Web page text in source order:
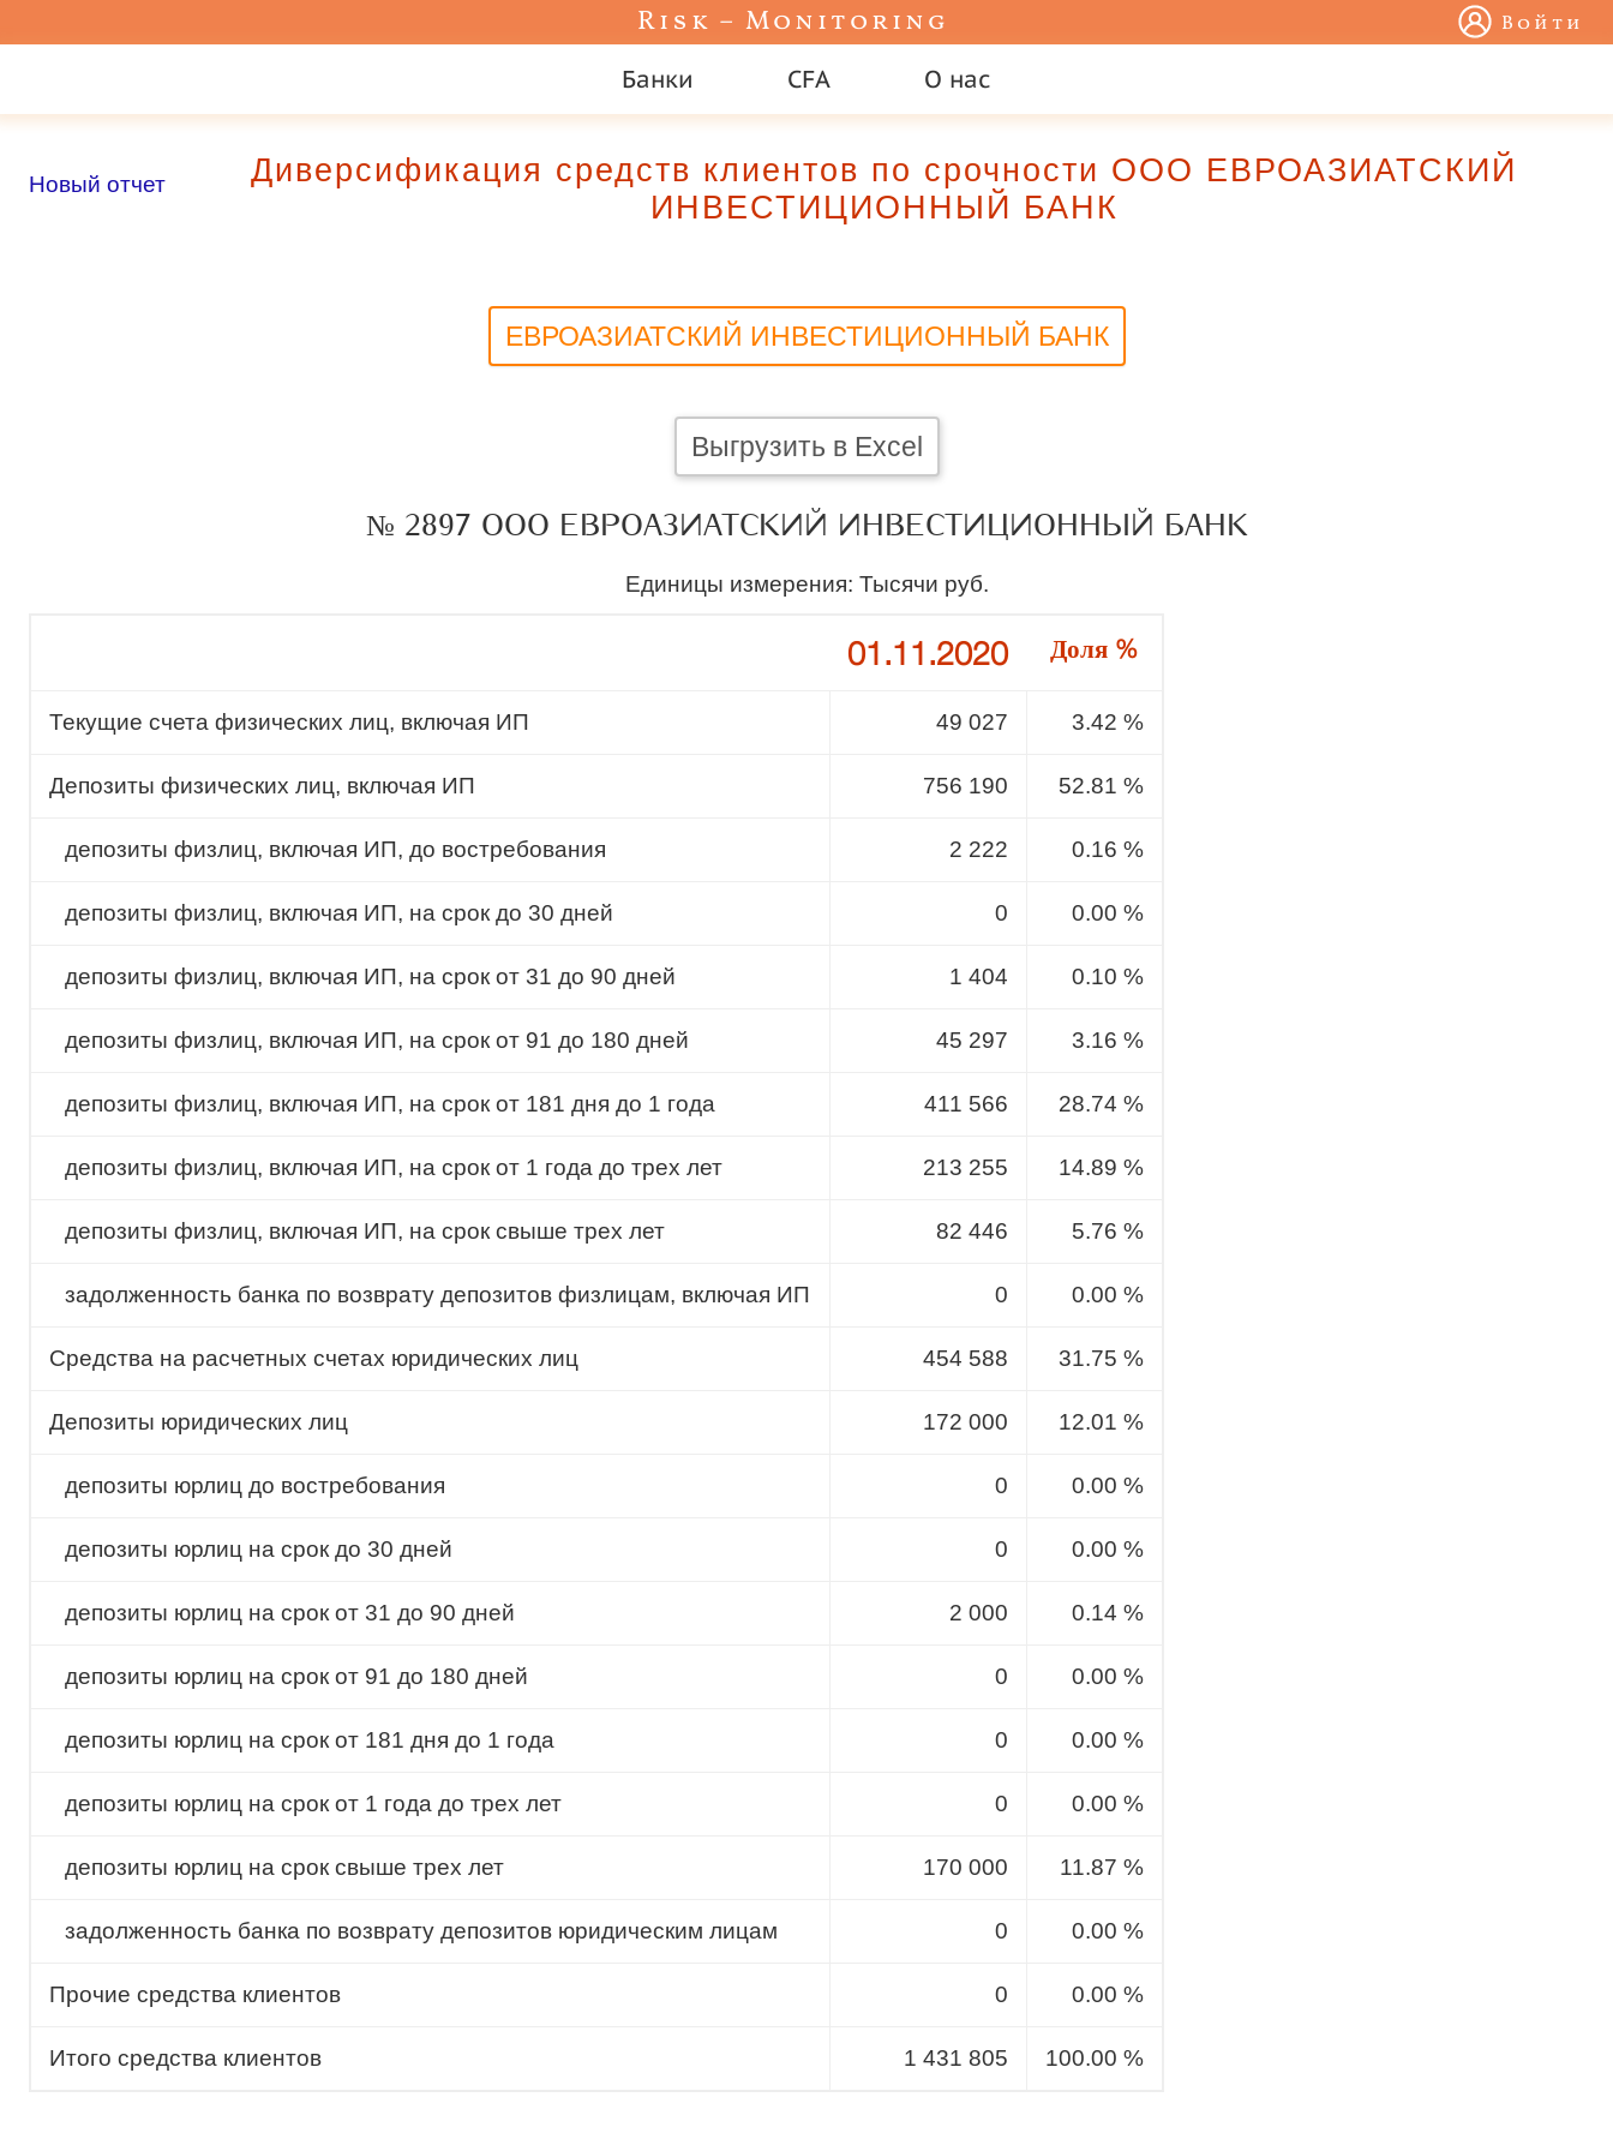
Risk – Monitoring Войти
Банки CFA О нас
Новый отчет
Диверсификация средств клиентов по срочности ООО ЕВРОАЗИАТСКИЙ
ИНВЕСТИЦИОННЫЙ БАНК
ЕВРОАЗИАТСКИЙ ИНВЕСТИЦИОННЫЙ БАНК
Выгрузить в Excel
№ 2897 ООО ЕВРОАЗИАТСКИЙ ИНВЕСТИЦИОННЫЙ БАНК
Единицы измерения: Тысячи руб.
01.11.2020 Доля %
Текущие счета физических лиц, включая ИП 49 027 3.42 %
Депозиты физических лиц, включая ИП 756 190 52.81 %
депозиты физлиц, включая ИП, до востребования 2 222 0.16 %
депозиты физлиц, включая ИП, на срок до 30 дней 0 0.00 %
депозиты физлиц, включая ИП, на срок от 31 до 90 дней 1 404 0.10 %
депозиты физлиц, включая ИП, на срок от 91 до 180 дней 45 297 3.16 %
депозиты физлиц, включая ИП, на срок от 181 дня до 1 года 411 566 28.74 %
депозиты физлиц, включая ИП, на срок от 1 года до трех лет 213 255 14.89 %
депозиты физлиц, включая ИП, на срок свыше трех лет 82 446 5.76 %
задолженность банка по возврату депозитов физлицам, включая ИП 0 0.00 %
Cредства на расчетных счетах юридических лиц 454 588 31.75 %
Депозиты юридических лиц 172 000 12.01 %
депозиты юрлиц до востребования 0 0.00 %
депозиты юрлиц на срок до 30 дней 0 0.00 %
депозиты юрлиц на срок от 31 до 90 дней 2 000 0.14 %
депозиты юрлиц на срок от 91 до 180 дней 0 0.00 %
депозиты юрлиц на срок от 181 дня до 1 года 0 0.00 %
депозиты юрлиц на срок от 1 года до трех лет 0 0.00 %
депозиты юрлиц на срок свыше трех лет 170 000 11.87 %
задолженность банка по возврату депозитов юридическим лицам 0 0.00 %
Прочие средства клиентов 0 0.00 %
Итого средства клиентов 1 431 805 100.00 %